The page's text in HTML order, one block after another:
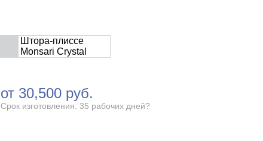
Штора-плиссе
Monsari Crystal
от 30,500 руб.
Срок изготовления: 35 рабочих дней?